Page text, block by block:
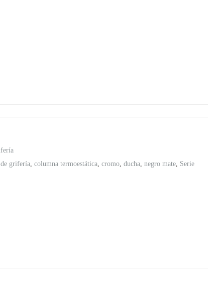
grifería columna termoestática cromo ducha negro mate Serie